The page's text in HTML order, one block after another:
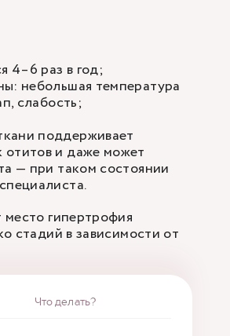
4–6 раз в год;
небольшая температура
слабость;
поддерживает
и даже может
— при таком состоянии
гипертрофия
стадий в зависимости от
Что делать?